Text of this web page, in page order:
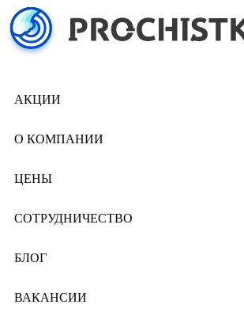
АКЦИИ
О КОМПАНИИ
ЦЕНЫ
СОТРУДНИЧЕСТВО
БЛОГ
ВАКАНСИИ